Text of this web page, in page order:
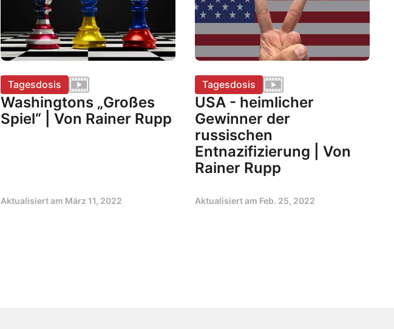
Tagesdosis
Washingtons „Großes
Spiel“ | Von Rainer Rupp
Aktualisiert am März 11, 2022
Tagesdosis
USA - heimlicher
Gewinner der
russischen
Entnazifizierung | Von
Rainer Rupp
Aktualisiert am Feb. 25, 2022